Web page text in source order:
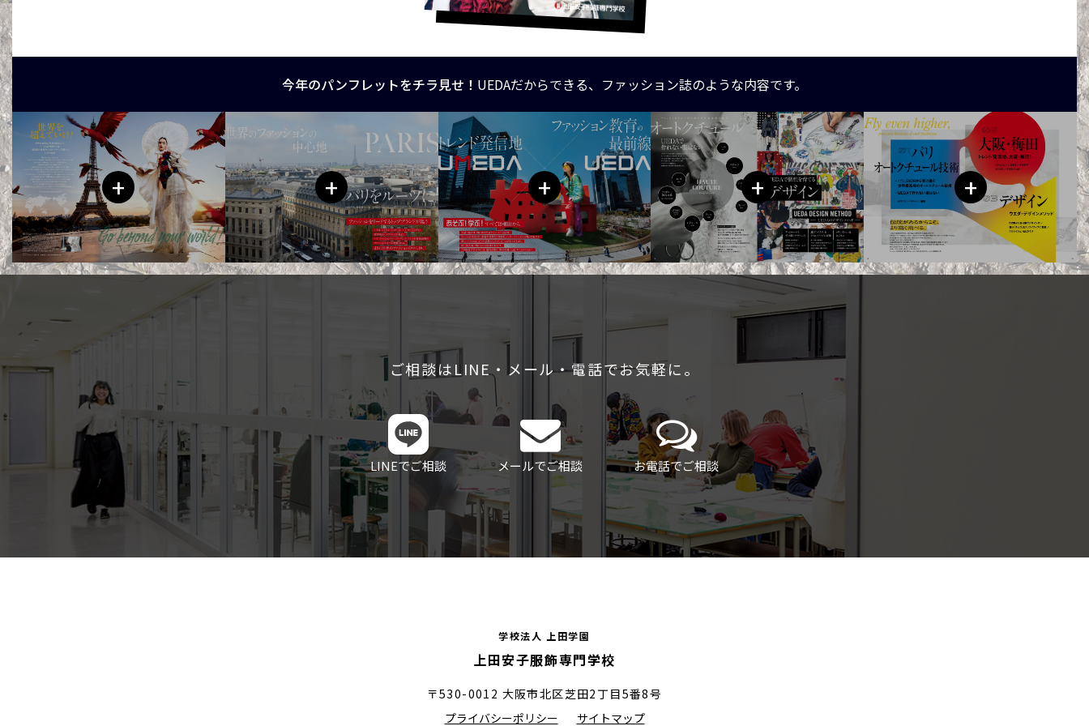
今年のパンフレットをチラ見せ！ UEDAだからできる、ファッション誌のような内容です。
+ + + + +
ご相談はLINE・メール・電話でお気軽に。
LINEでご相談 メールでご相談 お電話でご相談
学校法人 上田学園
上田安子服飾専門学校
〒530-0012 大阪市北区芝田2丁目5番8号
プライバシーポリシー
サイトマップ